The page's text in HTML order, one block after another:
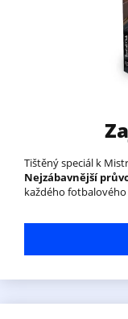
Tištěný speciál k
Nejzábavnější
každého fotbalového